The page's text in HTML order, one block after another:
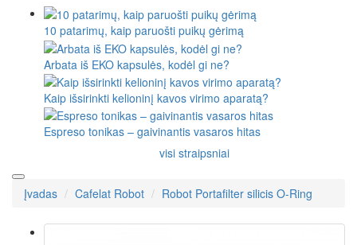
10 patarimų, kaip paruošti puikų gėrimą
Arbata iš EKO kapsulės, kodėl gi ne?
Kaip išsirinkti kelioninį kavos virimo aparatą?
Espreso tonikas – gaivinantis vasaros hitas
visi straipsniai
Įvadas Cafelat Robot Robot Portafilter silicis O-Ring